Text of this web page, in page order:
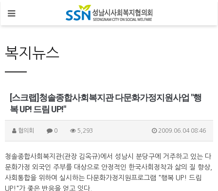
복지뉴스
[스크랩]청솔종합사회복지관 다문화가정지원사업 "행
복 UP! 드림 UP!"
협의회 0 5,293 2009.06.04 08:46
청솔종합사회복지관(관장 김옥규)에서 성남시 분당구에 거주하고 있는 다
문화가정 외국인 주부를 대상으로 안정적인 한국사회정착과 삶의 질 향상,
사회통합을 위하여 실시하는 다문화가정지원프로그램 "행복 UP! 드림
UP!"가 좋은 반응을 얻고 잇다.